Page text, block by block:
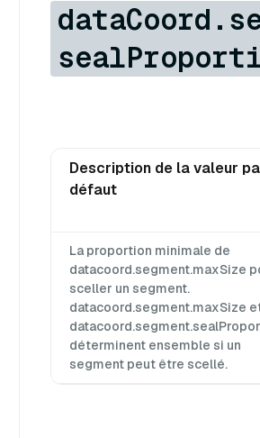
Description de la valeur
défaut
La proportion minimale de
datacoord.segment.maxSize
sceller un segment.
datacoord.segment.maxSize
déterminent ensemble si un
segment peut être scellé.